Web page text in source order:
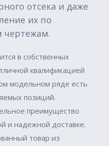
отсека и даже
их по
чертежам.
в собственных
квалификацией
модельном ряде есть
позиций.
преимущество
и надежной доставке.
товар из